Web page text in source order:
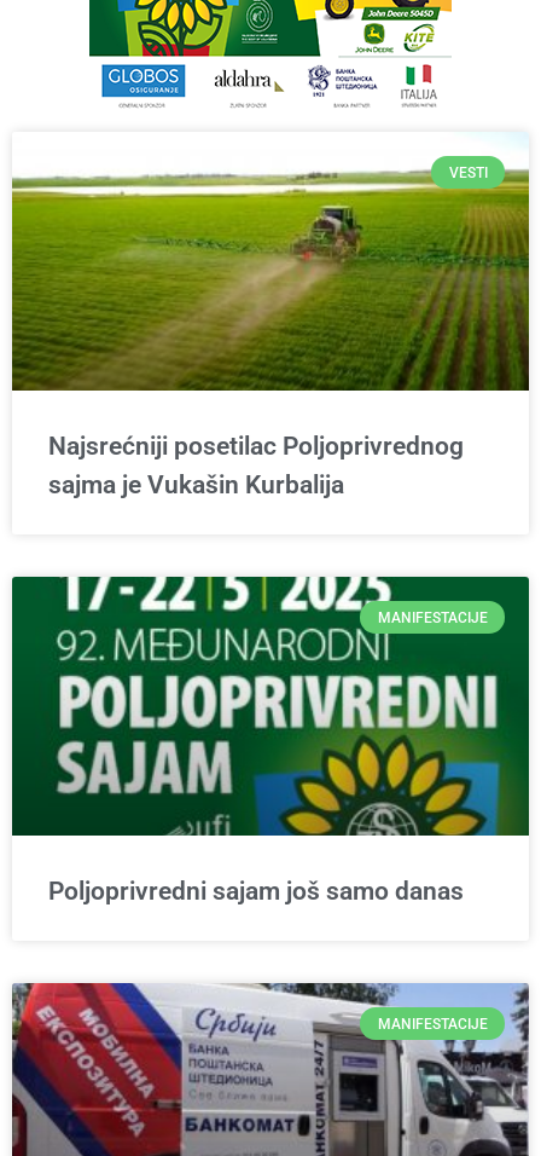
VESTI
Najsrećniji posetilac Poljoprivrednog
sajma je Vukašin Kurbalija
MANIFESTACIJE
Poljoprivredni sajam još samo danas
MANIFESTACIJE